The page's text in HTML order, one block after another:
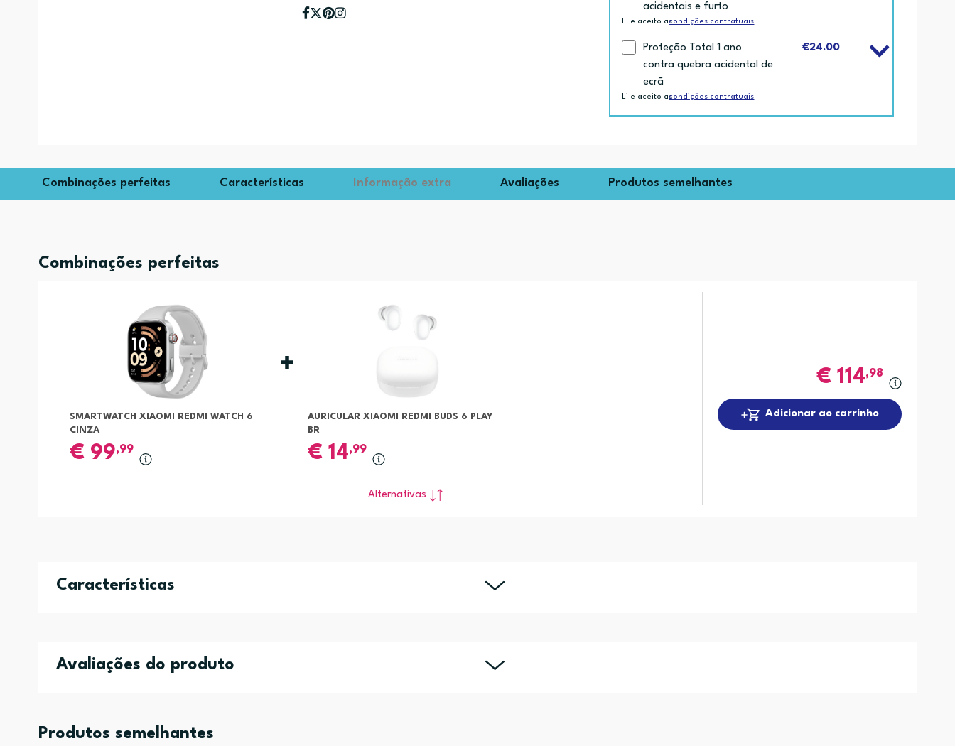
acidentais e furto
Li e aceito ascondições contratuais
Proteção Total 1 ano
contra quebra acidental de
ecrã
€24.00
Li e aceito ascondições contratuais
Combinações perfeitas Características Informação extra Avaliações Produtos semelhantes
Combinações perfeitas
SMARTWATCH XIAOMI REDMI WATCH 6
CINZA
€ 99,99
AURICULAR XIAOMI REDMI BUDS 6 PLAY
BR
€ 14,99
Alternativas
€114,98
Adicionar ao carrinho
Características
Avaliações do produto
Produtos semelhantes